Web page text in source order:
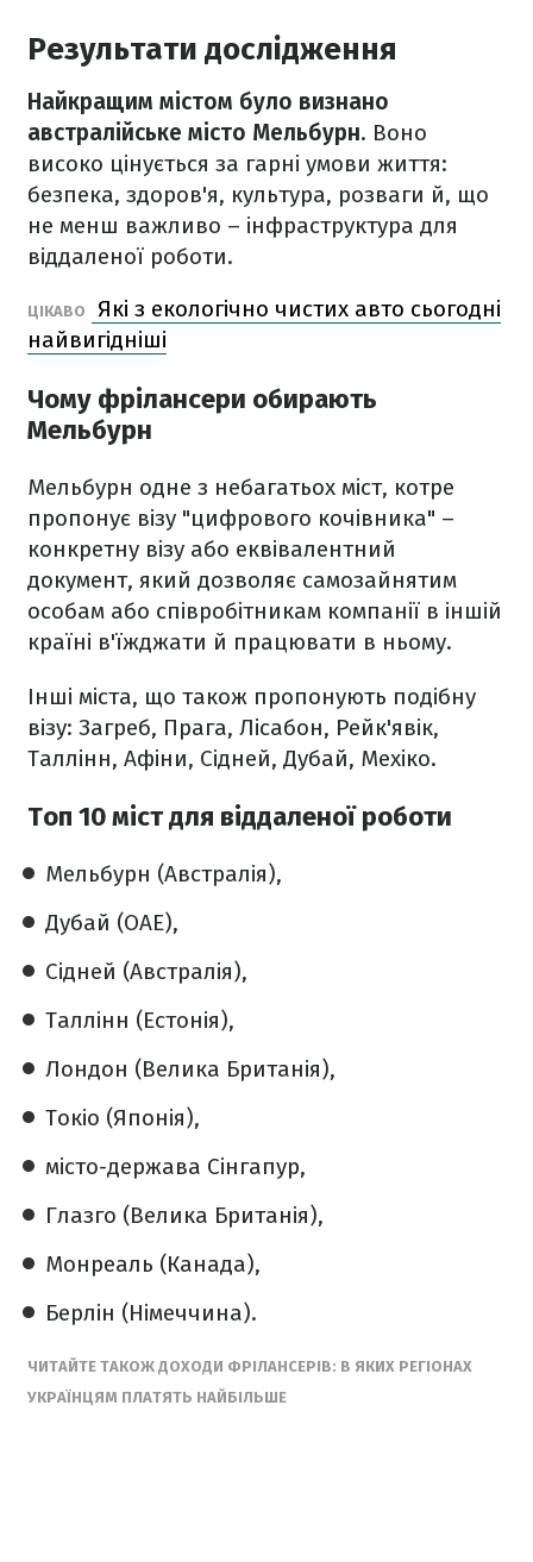
Результати дослідження
Найкращим містом було визнано
австралійське місто Мельбурн. Воно
високо цінується за гарні умови життя:
безпека, здоров'я, культура, розваги й, що
не менш важливо – інфраструктура для
віддаленої роботи.
ЦІКАВО
Які з екологічно чистих авто сьогодні
найвигідніші
Чому фрілансери обирають
Мельбурн
Мельбурн одне з небагатьох міст, котре
пропонує візу "цифрового кочівника" –
конкретну візу або еквівалентний
документ, який дозволяє самозайнятим
особам або співробітникам компанії в іншій
країні в'їжджати й працювати в ньому.
Інші міста, що також пропонують подібну
візу: Загреб, Прага, Лісабон, Рейк'явік,
Таллінн, Афіни, Сідней, Дубай, Мехіко.
Топ 10 міст для віддаленої роботи
Мельбурн (Австралія),
Дубай (ОАЕ),
Сідней (Австралія),
Таллінн (Естонія),
Лондон (Велика Британія),
Токіо (Японія),
місто-держава Сінгапур,
Глазго (Велика Британія),
Монреаль (Канада),
Берлін (Німеччина).
ЧИТАЙТЕ ТАКОЖ ДОХОДИ ФРІЛАНСЕРІВ: В ЯКИХ РЕГІОНАХ
УКРАЇНЦЯМ ПЛАТЯТЬ НАЙБІЛЬШЕ